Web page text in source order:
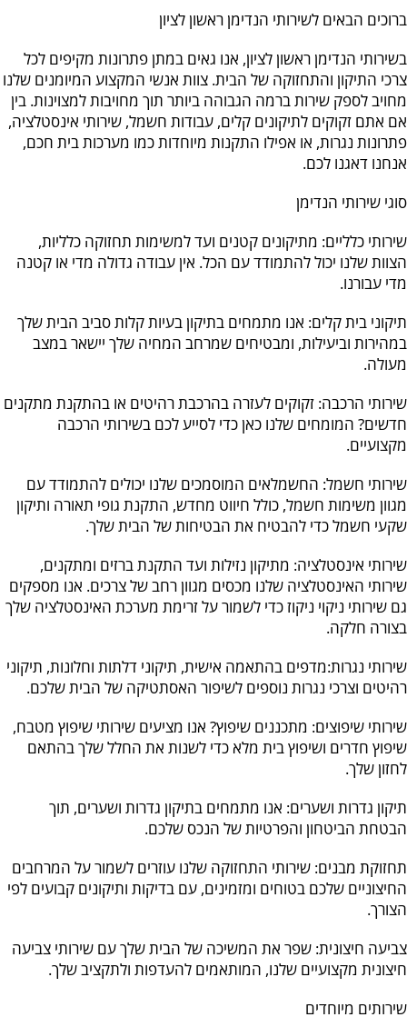
לאפס את כל האפשרויות
cached
ברוכים הבאים לשירותי הנדימן ראשון לציון
בשירותי הנדימן ראשון לציון, אנו גאים במתן פתרונות מקיפים לכל
צרכי התיקון והתחזוקה של הבית. צוות אנשי המקצוע המיומנים שלנו
מחויב לספק שירות ברמה הגבוהה ביותר תוך מחויבות למצוינות. בין
אם אתם זקוקים לתיקונים קלים, עבודות חשמל, שירותי אינסטלציה,
פתרונות נגרות, או אפילו התקנות מיוחדות כמו מערכות בית חכם,
אנחנו דאגנו לכם.
סוגי שירותי הנדימן
שירותי כלליים: מתיקונים קטנים ועד למשימות תחזוקה כלליות,
הצוות שלנו יכול להתמודד עם הכל. אין עבודה גדולה מדי או קטנה
מדי עבורנו.
תיקוני בית קלים: אנו מתמחים בתיקון בעיות קלות סביב הבית שלך
במהירות וביעילות, ומבטיחים שמרחב המחיה שלך יישאר במצב
מעולה.
שירותי הרכבה: זקוקים לעזרה בהרכבת רהיטים או בהתקנת מתקנים
חדשים? המומחים שלנו כאן כדי לסייע לכם בשירותי הרכבה
מקצועיים.
שירותי חשמל: החשמלאים המוסמכים שלנו יכולים להתמודד עם
מגוון משימות חשמל, כולל חיווט מחדש, התקנת גופי תאורה ותיקון
שקעי חשמל כדי להבטיח את הבטיחות של הבית שלך.
שירותי אינסטלציה: מתיקון נזילות ועד התקנת ברזים ומתקנים,
שירותי האינסטלציה שלנו מכסים מגוון רחב של צרכים. אנו מספקים
גם שירותי ניקוי ניקוז כדי לשמור על זרימת מערכת האינסטלציה שלך
בצורה חלקה.
שירותי נגרות:מדפים בהתאמה אישית, תיקוני דלתות וחלונות, תיקוני
רהיטים וצרכי ​​נגרות נוספים לשיפור האסתטיקה של הבית שלכם.
שירותי שיפוצים: מתכננים שיפוץ? אנו מציעים שירותי שיפוץ מטבח,
שיפוץ חדרים ושיפוץ בית מלא כדי לשנות את החלל שלך בהתאם
לחזון שלך.
תיקון גדרות ושערים: אנו מתמחים בתיקון גדרות ושערים, תוך
הבטחת הביטחון והפרטיות של הנכס שלכם.
תחזוקת מבנים: שירותי התחזוקה שלנו עוזרים לשמור על המרחבים
החיצוניים שלכם בטוחים ומזמינים, עם בדיקות ותיקונים קבועים לפי
הצורך.
צביעה חיצונית: שפר את המשיכה של הבית שלך עם שירותי צביעה
חיצונית מקצועיים שלנו, המותאמים להעדפות ולתקציב שלך.
שירותים מיוחדים